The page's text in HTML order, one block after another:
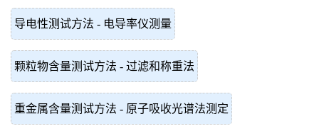
导电性测试方法 - 电导率仪测量
颗粒物含量测试方法 - 过滤和称重法
重金属含量测试方法 - 原子吸收光谱法测定